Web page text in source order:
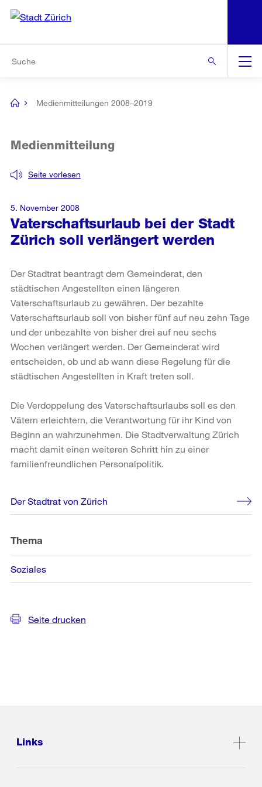
Navigation
[no
Medienmitteilungen 2008–2019
Vaterschaftsurlaub bei der Stadt
Zürich soll verlängert werden
Seite vorlesen
Medienmitteilung
5. November 2008
Der Stadtrat beantragt dem Gemeinderat, den
städtischen Angestellten einen längeren
Vaterschaftsurlaub zu gewähren. Der bezahlte
Vaterschaftsurlaub soll von bisher fünf auf neu zehn Tage
und der unbezahlte von bisher drei auf neu sechs
Wochen verlängert werden. Der Gemeinderat wird
entscheiden, ob und ab wann diese Regelung für die
städtischen Angestellten in Kraft treten soll.
Die Verdoppelung des Vaterschaftsurlaubs soll es den
Vätern erleichtern, die Verantwortung für ihr Kind von
Beginn an wahrzunehmen. Die Stadtverwaltung Zürich
macht damit einen weiteren Schritt hin zu einer
familienfreundlichen Personalpolitik.
Weitere
Informationen
Der Stadtrat von Zürich
Thema
Soziales
Seite drucken
Links